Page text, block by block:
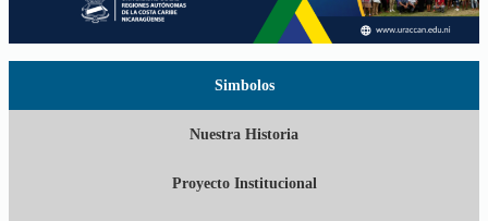
Simbolos
Nuestra Historia
Proyecto Institucional